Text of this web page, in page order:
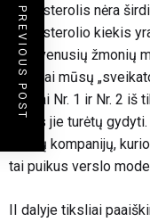
cholesterolis nėra
cholesterolio kiekis
pagyvenusių žmonių
negerai mūsų
vaistai Nr. 1 ir Nr. 2
kurias jie turėtų
vaistų kompanijų,
tai puikus verslo
II dalyje tiksliai
PREVIOUS POST